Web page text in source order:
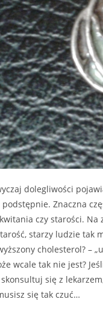
dolegliwości
podstępnie. Znaczna
czy starości. Na
starzy ludzie tak
cholesterol? –
wcale tak nie jest?
skonsultuj się z
się tak czuć…